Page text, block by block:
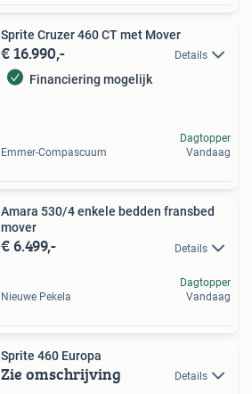
Sprite Cruzer 460 CT met Mover
€ 16.990,- Details
Financiering mogelijk
Emmer-Compascuum
Dagtopper
Vandaag
Amara 530/4 enkele bedden fransbed
mover
€ 6.499,- Details
Nieuwe Pekela
Dagtopper
Vandaag
Sprite 460 Europa
Zie omschrijving Details